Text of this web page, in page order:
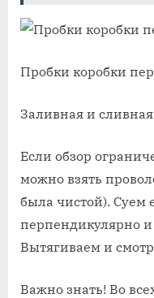
Пробки коробки
Заливная и
Если обзор
можно взять
была чистой). Суем
перпендикулярно
Вытягиваем и
Важно знать! Во